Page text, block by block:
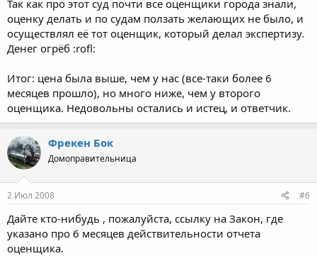
Так как про этот суд почти все оценщики города знали,
оценку делать и по судам ползать желающих не было, и
осуществлял её тот оценщик, который делал экспертизу.
Денег огрёб :rofl:
Итог: цена была выше, чем у нас (все-таки более 6
месяцев прошло), но много ниже, чем у второго
оценщика. Недовольны остались и истец, и ответчик.
Фрекен Бок
Домоправительница
2 Июл 2008 #6
Дайте кто-нибудь , пожалуйста, ссылку на Закон, где
указано про 6 месяцев действительности отчета
оценщика.